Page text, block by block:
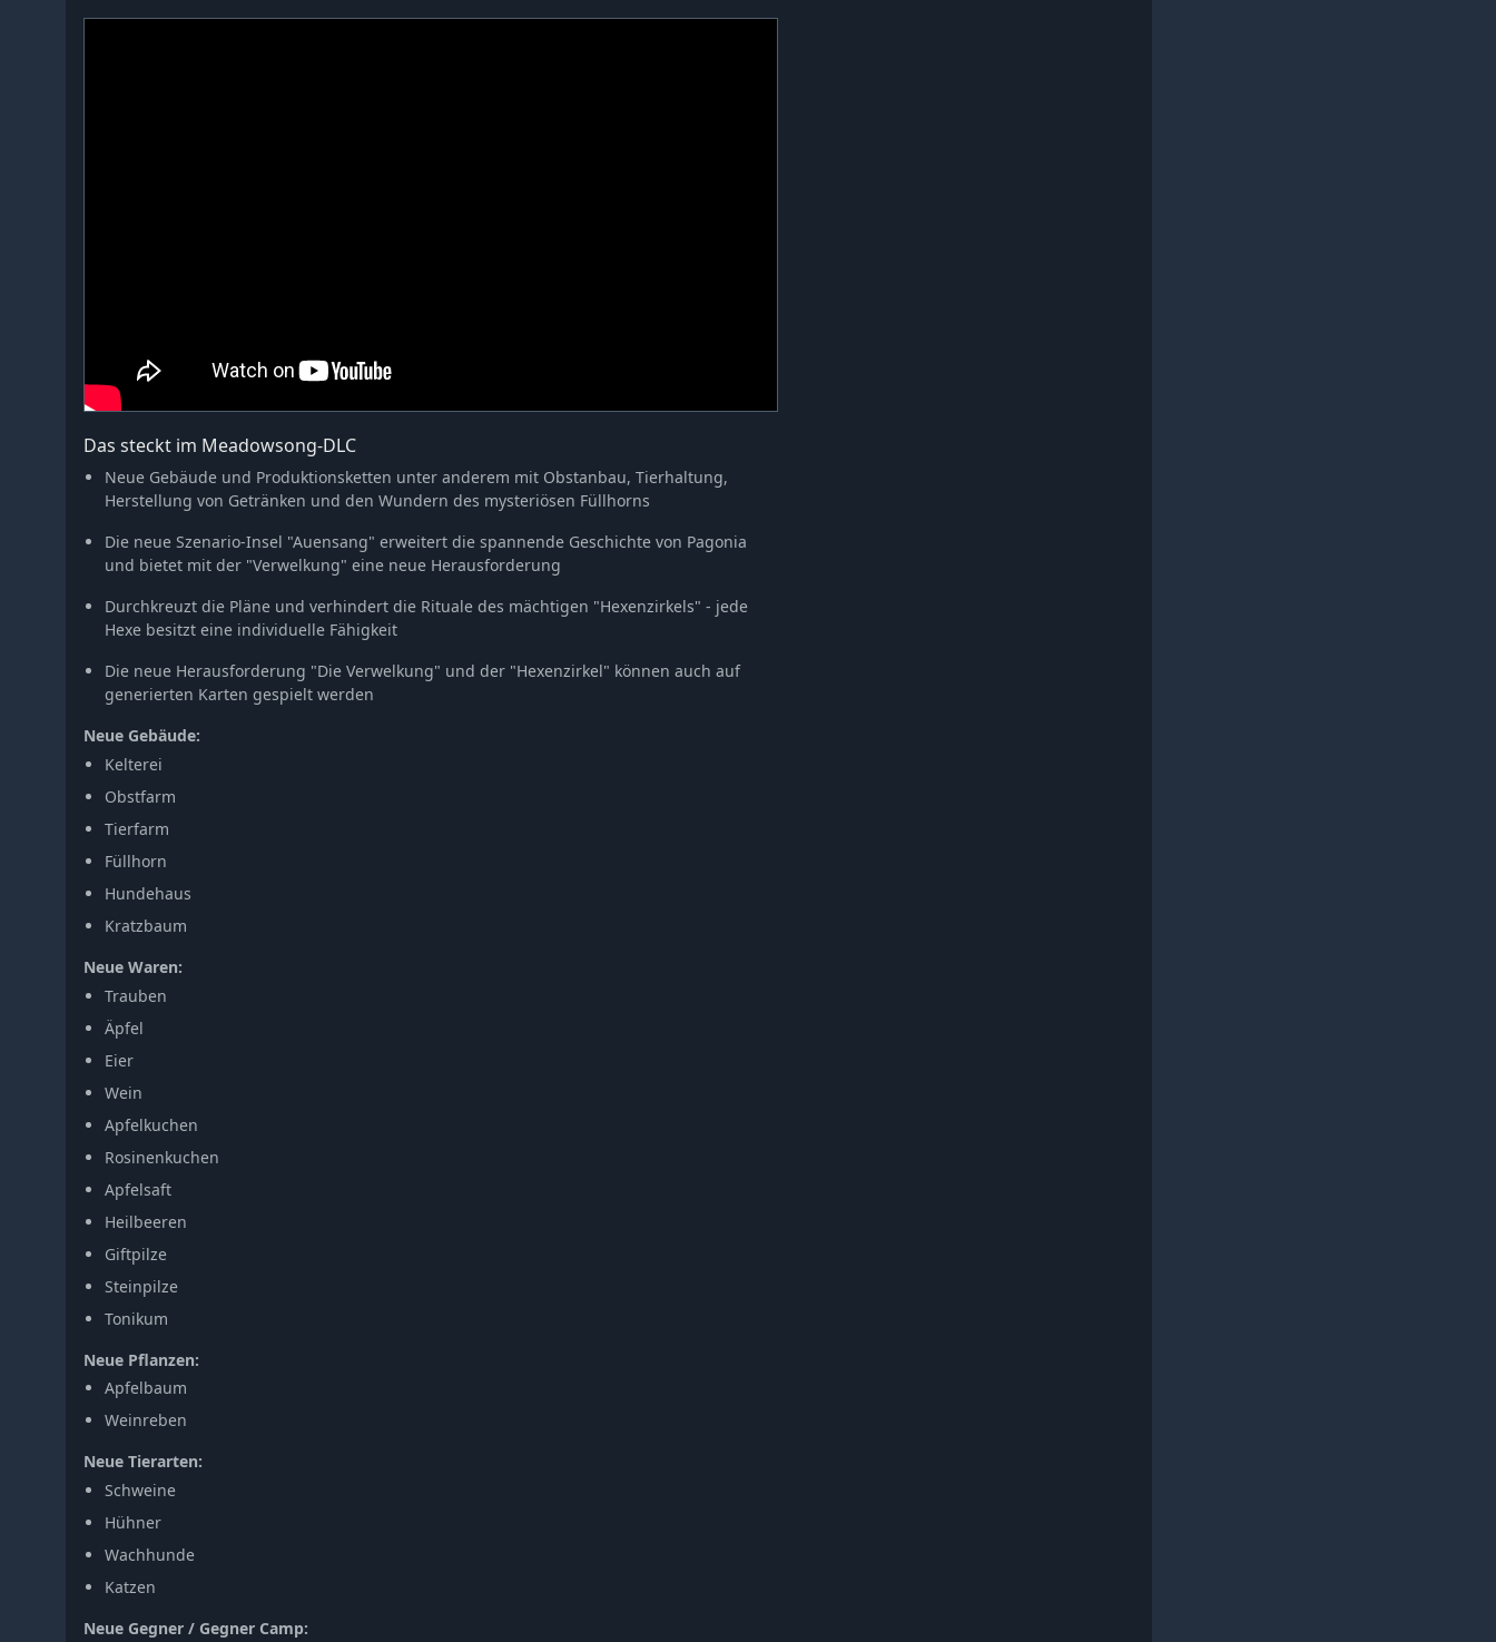
Das steckt im Meadowsong-DLC
Neue Gebäude und Produktionsketten unter anderem mit Obstanbau, Tierhaltung,
Herstellung von Getränken und den Wundern des mysteriösen Füllhorns
Die neue Szenario-Insel "Auensang" erweitert die spannende Geschichte von Pagonia
und bietet mit der "Verwelkung" eine neue Herausforderung
Durchkreuzt die Pläne und verhindert die Rituale des mächtigen "Hexenzirkels" - jede
Hexe besitzt eine individuelle Fähigkeit
Die neue Herausforderung "Die Verwelkung" und der "Hexenzirkel" können auch auf
generierten Karten gespielt werden
Neue Gebäude:
Kelterei
Obstfarm
Tierfarm
Füllhorn
Hundehaus
Kratzbaum
Neue Waren:
Trauben
Äpfel
Eier
Wein
Apfelkuchen
Rosinenkuchen
Apfelsaft
Heilbeeren
Giftpilze
Steinpilze
Tonikum
Neue Pflanzen:
Apfelbaum
Weinreben
Neue Tierarten:
Schweine
Hühner
Wachhunde
Katzen
Neue Gegner / Gegner Camp: